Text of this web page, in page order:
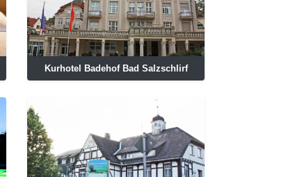
Kurhotel Badehof Bad Salzschlirf